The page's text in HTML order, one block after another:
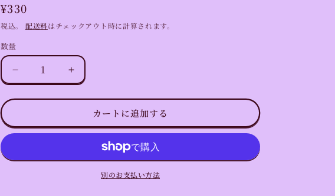
通
常
価
格
¥330
税込。 配送料はチェックアウト時に計算されます。
数
量
数量
光
循
【送
光
循
カートに追加する
別のお支払い方法